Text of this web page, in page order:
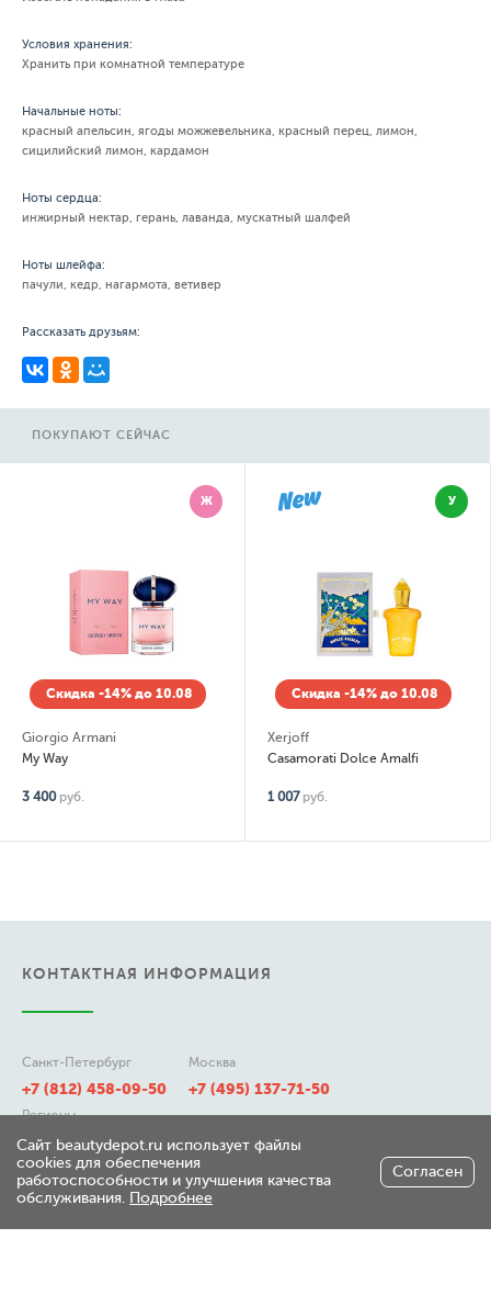
Условия хранения:
Хранить при комнатной температуре
Начальные ноты:
красный апельсин, ягоды можжевельника, красный перец, лимон,
сицилийский лимон, кардамон
Ноты сердца:
инжирный нектар, герань, лаванда, мускатный шалфей
Ноты шлейфа:
пачули, кедр, нагармота, ветивер
Рассказать друзьям:
ПОКУПАЮТ СЕЙЧАС
Ж
Скидка -14% до 10.08
Giorgio Armani
My Way
3 400 руб.
У
Скидка -14% до 10.08
Xerjoff
Casamorati Dolce Amalfi
1 007 руб.
КОНТАКТНАЯ ИНФОРМАЦИЯ
Санкт-Петербург
+7 (812) 458-09-50
Москва
+7 (495) 137-71-50
Регионы
8 (800) 511-21-50
197348, г. Санкт-Петербург,
Сайт beautydepot.ru использует файлы
cookies для обеспечения
работоспособности и улучшения качества
обслуживания. Подробнее
Согласен